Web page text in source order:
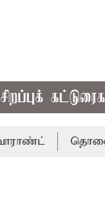
சிறப்புக்
தொலைநோக்கு